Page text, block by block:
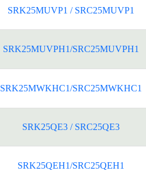
SRK25MUVP1 / SRC25MUVP1
SRK25MUVPH1/SRC25MUVPH1
SRK25MWKHC1/SRC25MWKHC1
SRK25QE3 / SRC25QE3
SRK25QEH1/SRC25QEH1